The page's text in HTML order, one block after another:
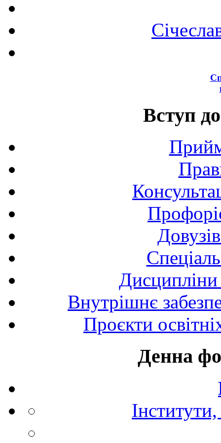
Вступ
Внутрішнє
Проєкти
Денна